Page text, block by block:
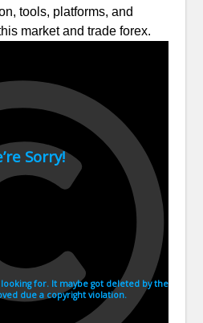
tools, platforms, and
market and trade forex.